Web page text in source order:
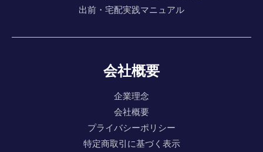
出前・宅配実践マニュアル
会社概要
企業理念
会社概要
プライバシーポリシー
特定商取引に基づく表示